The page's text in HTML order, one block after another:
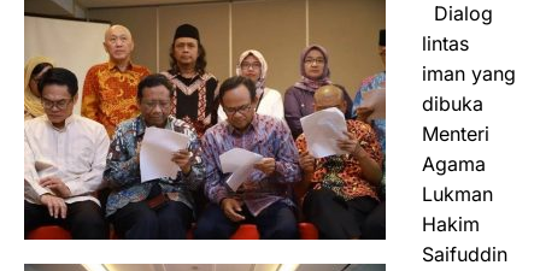
Dialog
lintas
iman yang
dibuka
Menteri
Agama
Lukman
Hakim
Saifuddin